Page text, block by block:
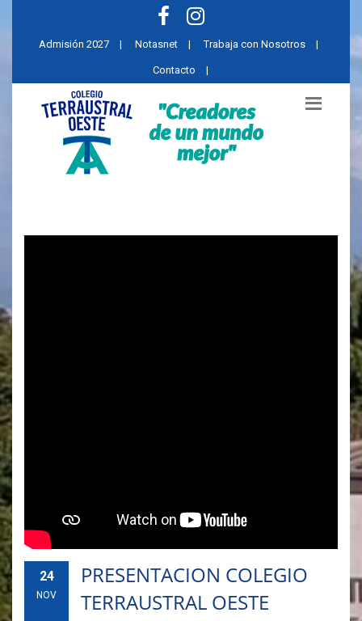
Admisión 2027 | Notasnet | Trabaja con Nosotros |
Contacto |
24
NOV
PRESENTACION COLEGIO
TERRAUSTRAL OESTE